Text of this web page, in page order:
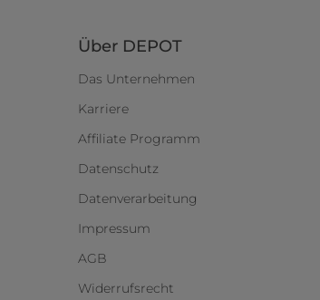
Über DEPOT
Das Unternehmen
Karriere
Affiliate Programm
Datenschutz
Datenverarbeitung
Impressum
AGB
Widerrufsrecht